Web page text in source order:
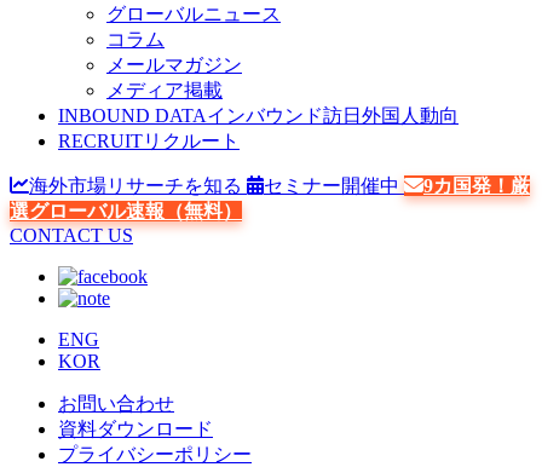
グローバルニュース
コラム
メールマガジン
メディア掲載
INBOUND DATAインバウンド訪日外国人動向
RECRUITリクルート
海外市場リサーチを知る セミナー開催中
9カ国発！厳
選グローバル速報（無料）
CONTACT US
ENG
KOR
お問い合わせ
資料ダウンロード
プライバシーポリシー